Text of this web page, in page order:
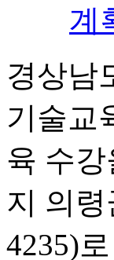
계
경상남
기술교
육 수
지 의
4235)